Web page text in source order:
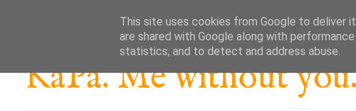
KaPa. Me without
This site uses cookies from Google to deliver
are shared with Google along with
statistics, and to detect and address abuse.